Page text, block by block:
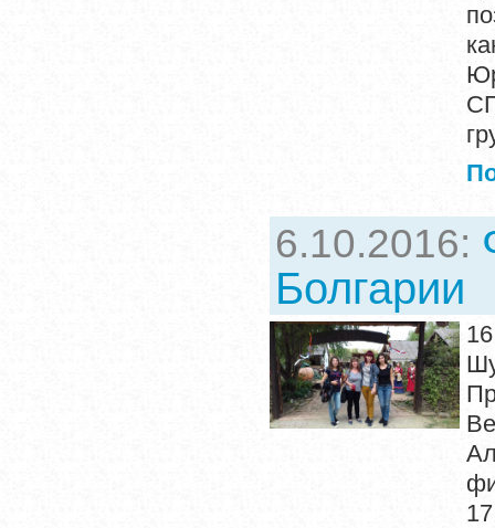
6.10.2016:
Болгарии